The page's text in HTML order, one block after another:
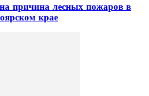
причина лесных пожаров в
крае